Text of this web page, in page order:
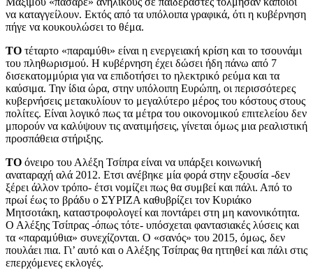
να καταγγείλουν. Εκτός από τα υπόλοιπα γραφικά, ότι η κυβέρνηση
πήγε να κουκουλώσει το θέμα.
ΤΟ τέταρτο «παραμύθι» είναι η ενεργειακή κρίση και το τσουνάμι
του πληθωρισμού. Η κυβέρνηση έχει δώσει ήδη πάνω από 7
δισεκατομμύρια για να επιδοτήσει το ηλεκτρικό ρεύμα και τα
καύσιμα. Την ίδια ώρα, στην υπόλοιπη Ευρώπη, οι περισσότερες
κυβερνήσεις μετακυλίουν το μεγαλύτερο μέρος του κόστους στους
πολίτες. Είναι λογικό πως τα μέτρα του οικονομικού επιτελείου δεν
μπορούν να καλύψουν τις ανατιμήσεις, γίνεται όμως μια ρεαλιστική
προσπάθεια στήριξης.
ΤΟ όνειρο του Αλέξη Τσίπρα είναι να υπάρξει κοινωνική
αναταραχή αλά 2012. Ετσι ανέβηκε μία φορά στην εξουσία -δεν
ξέρει άλλον τρόπο- έτσι νομίζει πως θα συμβεί και πάλι. Από το
πρωί έως το βράδυ ο ΣΥΡΙΖΑ καθυβρίζει τον Κυριάκο
Μητσοτάκη, καταστροφολογεί και ποντάρει στη μη κανονικότητα.
Ο Αλέξης Τσίπρας -όπως τότε- υπόσχεται φαντασιακές λύσεις και
τα «παραμύθια» συνεχίζονται. Ο «σανός» του 2015, όμως, δεν
πουλάει πια. Γι’ αυτό και ο Αλέξης Τσίπρας θα ηττηθεί και πάλι στις
επερχόμενες εκλογές.